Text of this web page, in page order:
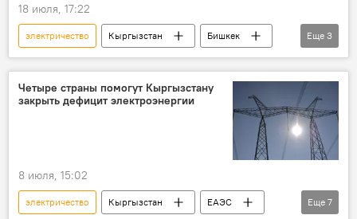
18 июля, 17:22
электричество Кыргызстан
Бишкек
отключения
веерные отключения
Еще 3
Четыре страны помогут Кыргызстану
закрыть дефицит электроэнергии
8 июля, 15:02
электричество Кыргызстан
ЕАЭС
Еще 7